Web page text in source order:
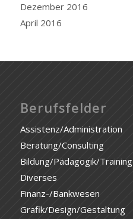
Dezember 2016
April 2016
Berufsfelder
Assistenz/Administration
Beratung/Consulting
Bildung/Pädagogik/Training
Diverses
Finanz-/Bankwesen
Grafik/Design/Gestaltung